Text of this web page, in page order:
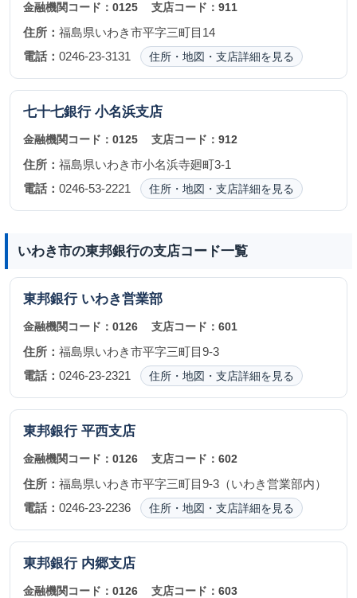
金融機関コード： 0125 支店コード：911
住所： 福島県いわき市平字三町目14
電話： 0246-23-3131 住所・地図・支店詳細を見る
七十七銀行 小名浜支店
金融機関コード： 0125 支店コード：912
住所： 福島県いわき市小名浜寺廻町3-1
電話： 0246-53-2221 住所・地図・支店詳細を見る
いわき市の東邦銀行の支店コード一覧
東邦銀行 いわき営業部
金融機関コード： 0126 支店コード：601
住所： 福島県いわき市平字三町目9-3
電話： 0246-23-2321 住所・地図・支店詳細を見る
東邦銀行 平西支店
金融機関コード： 0126 支店コード：602
住所： 福島県いわき市平字三町目9-3（いわき営業部内）
電話： 0246-23-2236 住所・地図・支店詳細を見る
東邦銀行 内郷支店
金融機関コード： 0126 支店コード：603